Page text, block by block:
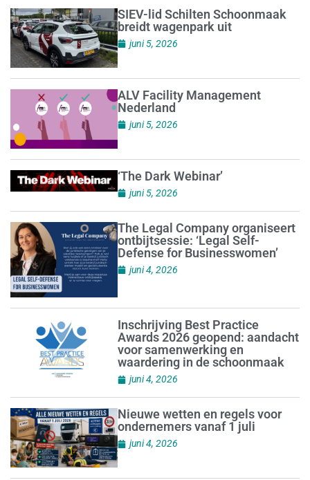
SIEV-lid Schilten Schoonmaak
breidt wagenpark uit
juni 5, 2026
ALV Facility Management
Nederland
juni 5, 2026
‘The Dark Webinar’
juni 5, 2026
The Legal Company organiseert
ontbijtsessie: ‘Legal Self-
Defense for Businesswomen’
juni 4, 2026
Inschrijving Best Practice
Awards 2026 geopend: aandacht
voor samenwerking en
waardering in de schoonmaak
juni 4, 2026
Nieuwe wetten en regels voor
ondernemers vanaf 1 juli
juni 4, 2026